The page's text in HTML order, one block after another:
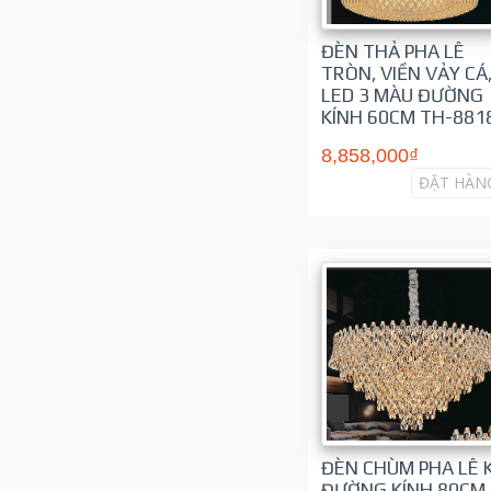
ĐÈN THẢ PHA LÊ
TRÒN, VIỀN VẢY CÁ,
LED 3 MÀU ĐƯỜNG
KÍNH 60CM TH-
8,858,000₫
ĐẶT
ĐÈN CHÙM PHA LÊ